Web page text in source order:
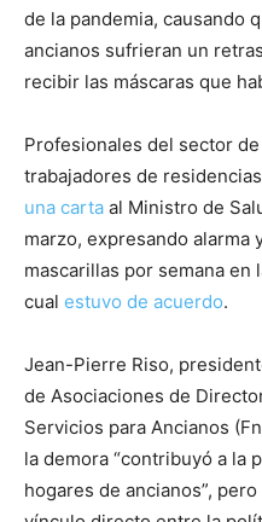
de la pandemia, causando
ancianos sufrieran un
recibir las máscaras que
Profesionales del sector
trabajadores de
una carta al Ministro de
marzo, expresando alarma
mascarillas por semana en
cual estuvo de acuerdo.
Jean-Pierre Riso,
de Asociaciones de
Servicios para Ancianos
la demora “contribuyó a la
hogares de ancianos”,